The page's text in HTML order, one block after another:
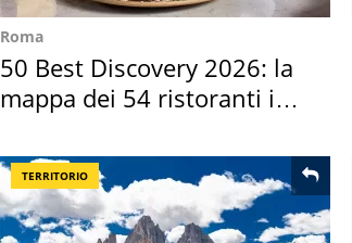
Roma
50 Best Discovery 2026: la
mappa dei 54 ristoranti in
TERRITORIO